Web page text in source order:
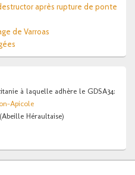
après rupture de ponte
de Varroas
à laquelle adhère le GDSA34:
Apicole
Héraultaise)